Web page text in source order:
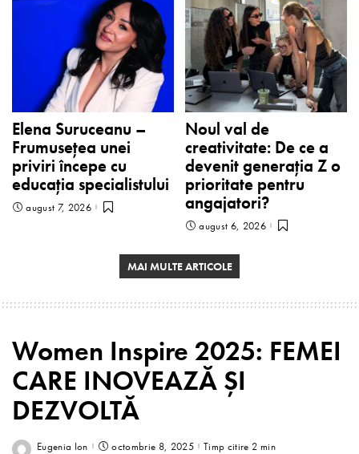
Elena Suruceanu –
Frumusețea unei
priviri începe cu
educația specialistului
august 7, 2026
Noul val de
creativitate: De ce a
devenit generația Z o
prioritate pentru
angajatori?
august 6, 2026
MAI MULTE ARTICOLE
Women Inspire 2025: FEMEI
CARE INOVEAZĂ ȘI
DEZVOLTĂ
Eugenia Ion octombrie 8, 2025 Timp citire 2 min